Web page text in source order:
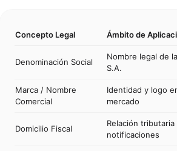
Concepto Legal Ámbito de
Denominación Social
Nombre legal de
S.A.
Marca / Nombre
Comercial
Identidad y logo
mercado
Domicilio Fiscal
Relación tributaria
notificaciones